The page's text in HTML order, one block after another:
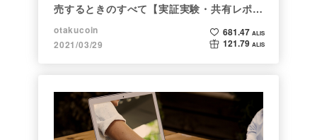
売するときのすべて【実証実験・共有レポー
ト】
otakucoin
2021/03/29
681.47 ALIS
121.79 ALIS